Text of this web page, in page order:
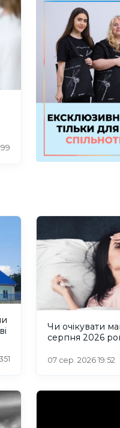
351
Чи очікувати
серпня 2026
07 сер. 2026 19:52